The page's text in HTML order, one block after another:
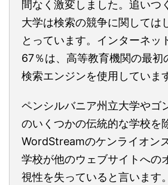
間なく激変しました。追いつ
大学は検索の競争に関しては
とっています。インターネッ
67％は、高等教育機関の最初
検索エンジンを使用していま
ペンシルバニア州立大学やゴ
のいくつかの伝統的な学校を
WordStreamのケンライオン
学校が他のウェブサイトへの
視性を失っていると言います。